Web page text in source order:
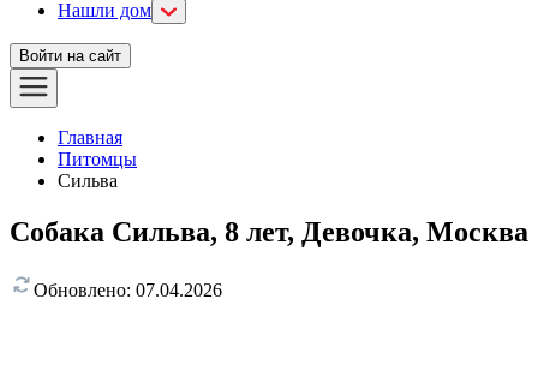
Нашли дом
Войти на сайт
Главная
Питомцы
Сильва
Собака Сильва, 8 лет, Девочка, Москва
Обновлено: 07.04.2026